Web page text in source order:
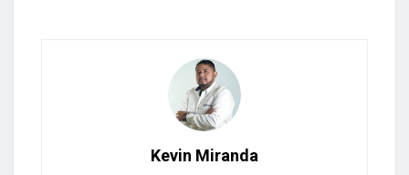
Kevin Miranda